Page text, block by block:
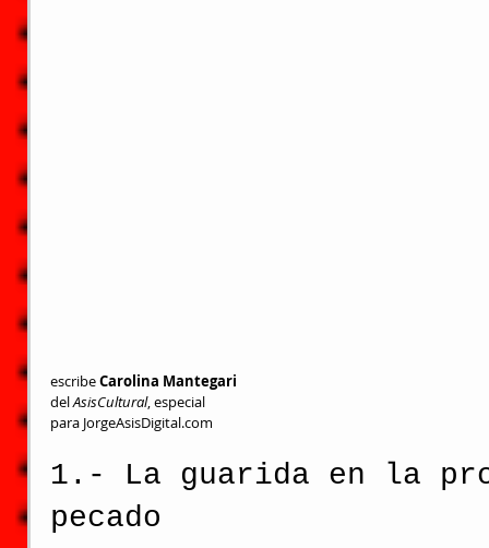
escribe Carolina Mantegari
del AsisCultural, especial
para JorgeAsisDigital.com
1.- La guarida en la
pecado